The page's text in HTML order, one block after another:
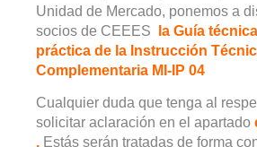
Unidad de Mercado, ponemos a
socios de CEEES
la Guía
práctica de la Instrucción
Complementaria MI-IP 04
Cualquier duda que tenga al
solicitar aclaración en el apartado
. Estás serán tratadas de forma